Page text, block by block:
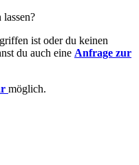
ist oder du keinen
du auch eine Anfrage zur
möglich.